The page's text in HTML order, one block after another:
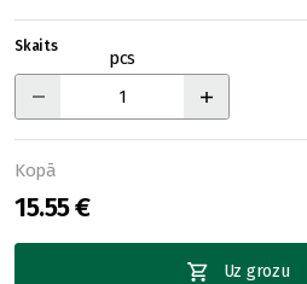
Skaits
pcs
Kopā
15.55 €
Uz grozu